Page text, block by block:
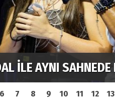
HIZLI YÜKSELİŞ
6 7 8 9 10 11 12 13